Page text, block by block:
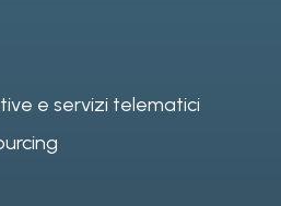
e servizi telematici